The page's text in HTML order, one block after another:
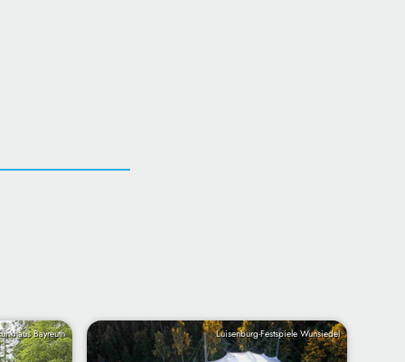
Bayreuth Luisenburg-Festspiele Wunsiedel